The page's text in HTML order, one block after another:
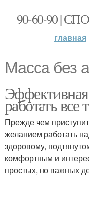
90-60-90 |
главная
Масса без
работать все
Прежде чем
желанием работать
здоровому,
комфортным и
простых, но важных